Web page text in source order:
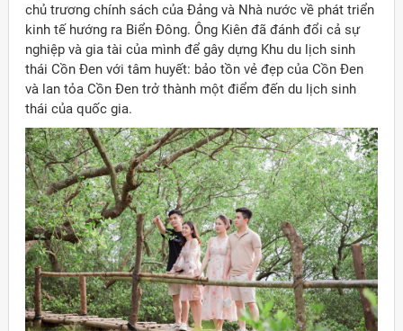
chủ trương chính sách của Đảng và Nhà nước về phát triển
kinh tế hướng ra Biển Đông. Ông Kiên đã đánh đổi cả sự
nghiệp và gia tài của mình để gây dựng Khu du lịch sinh
thái Cồn Đen với tâm huyết: bảo tồn vẻ đẹp của Cồn Đen
và lan tỏa Cồn Đen trở thành một điểm đến du lịch sinh
thái của quốc gia.